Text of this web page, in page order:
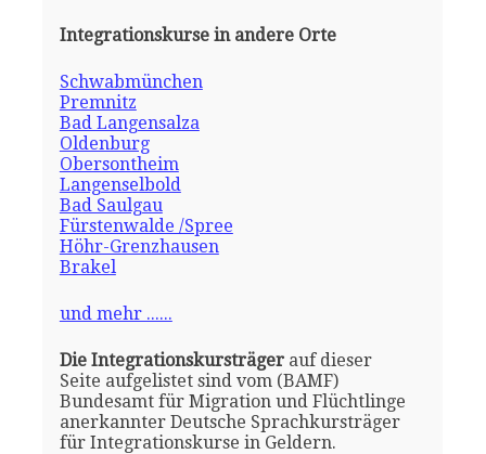
Integrationskurse in andere Orte
Schwabmünchen
Premnitz
Bad Langensalza
Oldenburg
Obersontheim
Langenselbold
Bad Saulgau
Fürstenwalde /Spree
Höhr-Grenzhausen
Brakel
und mehr ......
Die Integrationskursträgerauf dieser
Seite aufgelistet sind vom (BAMF)
Bundesamt für Migration und Flüchtlinge
anerkannter Deutsche Sprachkursträger
für Integrationskurse in Geldern.